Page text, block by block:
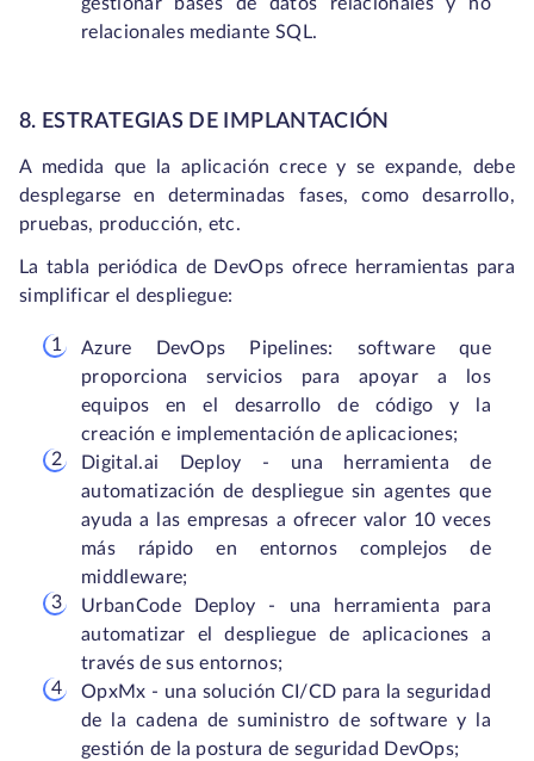
relacionales mediante SQL.
8. ESTRATEGIAS DE IMPLANTACIÓN
A medida que la aplicación crece y se expande, debe
desplegarse en determinadas fases, como desarrollo,
pruebas, producción, etc.
La tabla periódica de DevOps ofrece herramientas para
simplificar el despliegue:
Azure DevOps Pipelines: software que
proporciona servicios para apoyar a los
equipos en el desarrollo de código y la
creación e implementación de aplicaciones;
Digital.ai Deploy - una herramienta de
automatización de despliegue sin agentes que
ayuda a las empresas a ofrecer valor 10 veces
más rápido en entornos complejos de
middleware;
UrbanCode Deploy - una herramienta para
automatizar el despliegue de aplicaciones a
través de sus entornos;
OpxMx - una solución CI/CD para la seguridad
de la cadena de suministro de software y la
gestión de la postura de seguridad DevOps;